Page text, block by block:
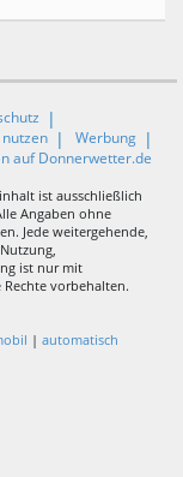
Werbung
auf Donnerwetter.de
ist ausschließlich
Angaben ohne
Jede weitergehende,
ist nur mit
vorbehalten.
| automatisch